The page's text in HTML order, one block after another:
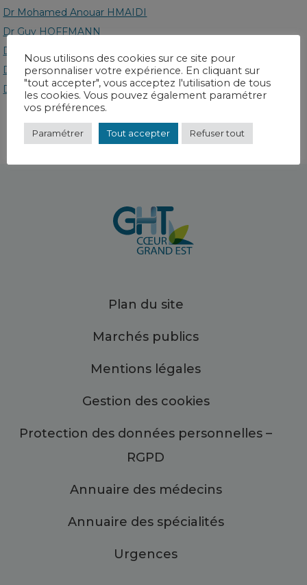
Dr Mohamed Anouar HMAIDI
Dr Guy HOFFMANN
Dr Christel HOUNSA
Dr Hervé HUDZIAK
Dr Jean-Louis HUSSON
Plan du site
Marchés publics
Mentions légales
Gestion des cookies
Protection des données personnelles –
RGPD
Annuaire des médecins
Annuaire des spécialités
Urgences
Nous utilisons des cookies sur ce site pour
personnaliser votre expérience. En cliquant sur
"tout accepter", vous acceptez l'utilisation de tous
les cookies. Vous pouvez également paramétrer
vos préférences.
Paramétrer Tout accepter Refuser tout